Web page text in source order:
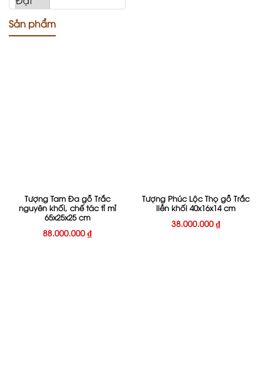
Sản phẩm
Tượng Tam Đa gỗ Trắc
nguyên khối, chế tác tỉ mỉ
65x25x25 cm
88.000.000 ₫
Tượng Phúc Lộc Thọ gỗ Trắc
liền khối 40x16x14 cm
38.000.000 ₫